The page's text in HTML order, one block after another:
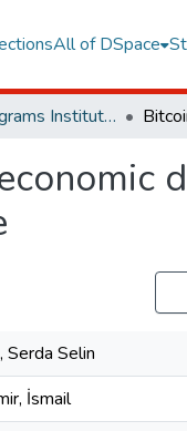
All of DSpace
Graduate Programs Institute Thesis Collection
Serda Selin
İsmail